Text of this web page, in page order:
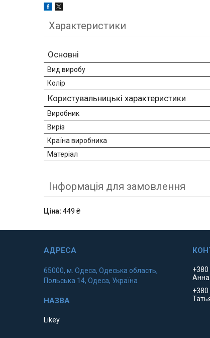
Характеристики
Основні
Вид виробу
Колір
Користувальницькі характеристики
Виробник
Виріз
Країна виробника
Матеріал
Інформація для замовлення
Ціна: 449 ₴
65000, м. Одеса, Одеська область,
Польська 14, Одеса, Україна
Likey